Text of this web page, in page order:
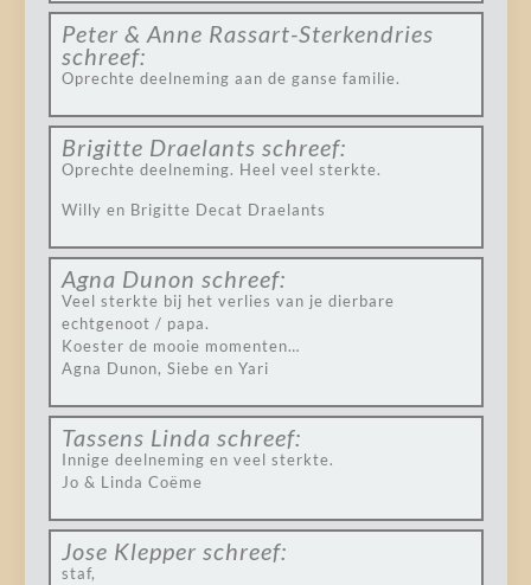
Peter & Anne Rassart-Sterkendries
schreef:
Oprechte deelneming aan de ganse familie.
Brigitte Draelants schreef:
Oprechte deelneming. Heel veel sterkte.
Willy en Brigitte Decat Draelants
Agna Dunon schreef:
Veel sterkte bij het verlies van je dierbare
echtgenoot / papa.
Koester de mooie momenten…
Agna Dunon, Siebe en Yari
Tassens Linda schreef:
Innige deelneming en veel sterkte.
Jo & Linda Coëme
Jose Klepper schreef:
staf,